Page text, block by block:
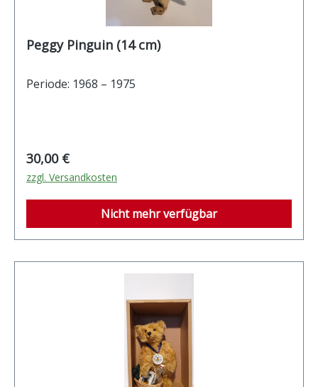
Peggy Pinguin (14 cm)
Periode: 1968 – 1975
Regulärer Preis:
30,00 €
zzgl. Versandkosten
Nicht mehr verfügbar